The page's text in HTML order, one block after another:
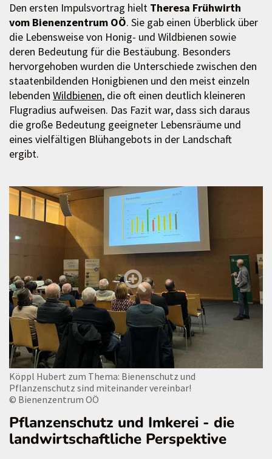
Den ersten Impulsvortrag hielt Theresa Frühwirth
vom Bienenzentrum OÖ. Sie gab einen Überblick über
die Lebensweise von Honig- und Wildbienen sowie
deren Bedeutung für die Bestäubung. Besonders
hervorgehoben wurden die Unterschiede zwischen den
staatenbildenden Honigbienen und den meist einzeln
lebenden Wildbienen, die oft einen deutlich kleineren
Flugradius aufweisen. Das Fazit war, dass sich daraus
die große Bedeutung geeigneter Lebensräume und
eines vielfältigen Blühangebots in der Landschaft
ergibt.
Köppl Hubert zum Thema: Bienenschutz und
Pflanzenschutz sind miteinander vereinbar!
© Bienenzentrum OÖ
Pflanzenschutz und Imkerei - die
landwirtschaftliche Perspektive